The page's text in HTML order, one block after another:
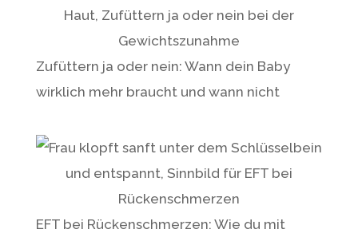
Zufüttern ja oder nein: Wann dein Baby
wirklich mehr braucht und wann nicht
EFT bei Rückenschmerzen: Wie du mit